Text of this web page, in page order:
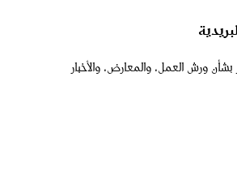
ورش العمل، والمعارض، والأخبار